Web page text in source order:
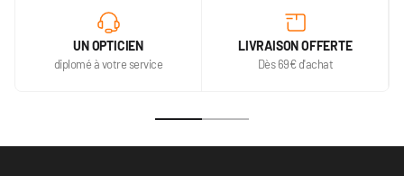
UN OPTICIEN
diplomé à votre service
LIVRAISON OFFERTE
Dès 69€ d'achat